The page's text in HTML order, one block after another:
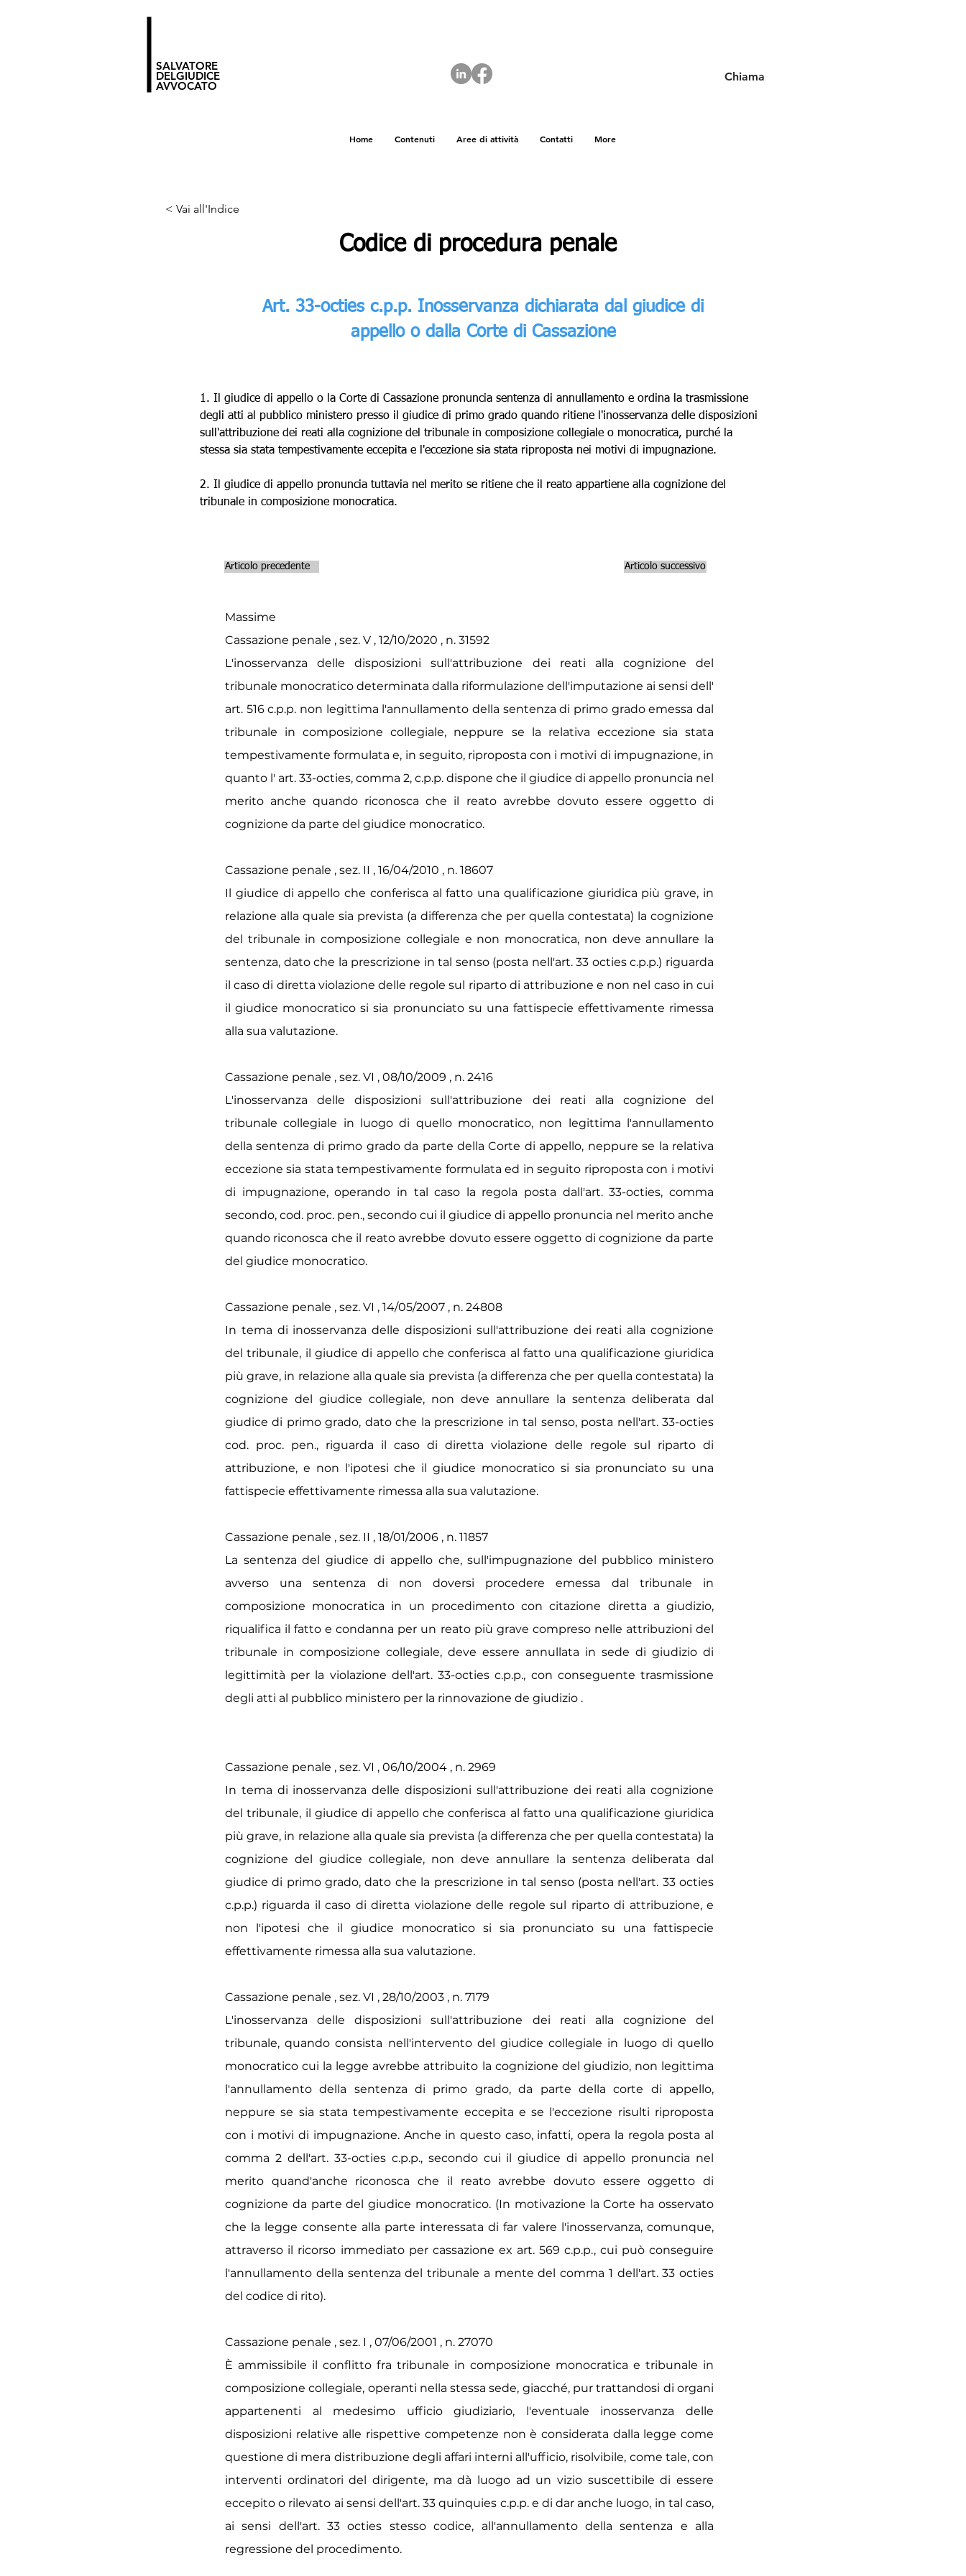
Γ
SALVATORE
DELGIUDICE
AVVOCATO
Chiama
Home Contenuti Aree di attività Contatti More
< Vai all'Indice
Codice di procedura penale
Art. 33-octies c.p.p. Inosservanza dichiarata dal giudice di
appello o dalla Corte di Cassazione
1. Il giudice di appello o la Corte di Cassazione pronuncia sentenza di annullamento e ordina la trasmissione
degli atti al pubblico ministero presso il giudice di primo grado quando ritiene l'inosservanza delle disposizioni
sull'attribuzione dei reati alla cognizione del tribunale in composizione collegiale o monocratica, purché la
stessa sia stata tempestivamente eccepita e l'eccezione sia stata riproposta nei motivi di impugnazione.
2. Il giudice di appello pronuncia tuttavia nel merito se ritiene che il reato appartiene alla cognizione del
tribunale in composizione monocratica.
Articolo precedente Articolo successivo
Massime
Cassazione penale , sez. V , 12/10/2020 , n. 31592
L'inosservanza delle disposizioni sull'attribuzione dei reati alla cognizione del
tribunale monocratico determinata dalla riformulazione dell'imputazione ai sensi dell'
art. 516 c.p.p. non legittima l'annullamento della sentenza di primo grado emessa dal
tribunale in composizione collegiale, neppure se la relativa eccezione sia stata
tempestivamente formulata e, in seguito, riproposta con i motivi di impugnazione, in
quanto l' art. 33-octies, comma 2, c.p.p. dispone che il giudice di appello pronuncia nel
merito anche quando riconosca che il reato avrebbe dovuto essere oggetto di
cognizione da parte del giudice monocratico.
Cassazione penale , sez. II , 16/04/2010 , n. 18607
Il giudice di appello che conferisca al fatto una qualificazione giuridica più grave, in
relazione alla quale sia prevista (a differenza che per quella contestata) la cognizione
del tribunale in composizione collegiale e non monocratica, non deve annullare la
sentenza, dato che la prescrizione in tal senso (posta nell'art. 33 octies c.p.p.) riguarda
il caso di diretta violazione delle regole sul riparto di attribuzione e non nel caso in cui
il giudice monocratico si sia pronunciato su una fattispecie effettivamente rimessa
alla sua valutazione.
Cassazione penale , sez. VI , 08/10/2009 , n. 2416
L'inosservanza delle disposizioni sull'attribuzione dei reati alla cognizione del
tribunale collegiale in luogo di quello monocratico, non legittima l'annullamento
della sentenza di primo grado da parte della Corte di appello, neppure se la relativa
eccezione sia stata tempestivamente formulata ed in seguito riproposta con i motivi
di impugnazione, operando in tal caso la regola posta dall'art. 33-octies, comma
secondo, cod. proc. pen., secondo cui il giudice di appello pronuncia nel merito anche
quando riconosca che il reato avrebbe dovuto essere oggetto di cognizione da parte
del giudice monocratico.
Cassazione penale , sez. VI , 14/05/2007 , n. 24808
In tema di inosservanza delle disposizioni sull'attribuzione dei reati alla cognizione
del tribunale, il giudice di appello che conferisca al fatto una qualificazione giuridica
più grave, in relazione alla quale sia prevista (a differenza che per quella contestata) la
cognizione del giudice collegiale, non deve annullare la sentenza deliberata dal
giudice di primo grado, dato che la prescrizione in tal senso, posta nell'art. 33-octies
cod. proc. pen., riguarda il caso di diretta violazione delle regole sul riparto di
attribuzione, e non l'ipotesi che il giudice monocratico si sia pronunciato su una
fattispecie effettivamente rimessa alla sua valutazione.
Cassazione penale , sez. II , 18/01/2006 , n. 11857
La sentenza del giudice di appello che, sull'impugnazione del pubblico ministero
avverso una sentenza di non doversi procedere emessa dal tribunale in
composizione monocratica in un procedimento con citazione diretta a giudizio,
riqualifica il fatto e condanna per un reato più grave compreso nelle attribuzioni del
tribunale in composizione collegiale, deve essere annullata in sede di giudizio di
legittimità per la violazione dell'art. 33-octies c.p.p., con conseguente trasmissione
degli atti al pubblico ministero per la rinnovazione de giudizio .
Cassazione penale , sez. VI , 06/10/2004 , n. 2969
In tema di inosservanza delle disposizioni sull'attribuzione dei reati alla cognizione
del tribunale, il giudice di appello che conferisca al fatto una qualificazione giuridica
più grave, in relazione alla quale sia prevista (a differenza che per quella contestata) la
cognizione del giudice collegiale, non deve annullare la sentenza deliberata dal
giudice di primo grado, dato che la prescrizione in tal senso (posta nell'art. 33 octies
c.p.p.) riguarda il caso di diretta violazione delle regole sul riparto di attribuzione, e
non l'ipotesi che il giudice monocratico si sia pronunciato su una fattispecie
effettivamente rimessa alla sua valutazione.
Cassazione penale , sez. VI , 28/10/2003 , n. 7179
L'inosservanza delle disposizioni sull'attribuzione dei reati alla cognizione del
tribunale, quando consista nell'intervento del giudice collegiale in luogo di quello
monocratico cui la legge avrebbe attribuito la cognizione del giudizio, non legittima
l'annullamento della sentenza di primo grado, da parte della corte di appello,
neppure se sia stata tempestivamente eccepita e se l'eccezione risulti riproposta
con i motivi di impugnazione. Anche in questo caso, infatti, opera la regola posta al
comma 2 dell'art. 33-octies c.p.p., secondo cui il giudice di appello pronuncia nel
merito quand'anche riconosca che il reato avrebbe dovuto essere oggetto di
cognizione da parte del giudice monocratico. (In motivazione la Corte ha osservato
che la legge consente alla parte interessata di far valere l'inosservanza, comunque,
attraverso il ricorso immediato per cassazione ex art. 569 c.p.p., cui può conseguire
l'annullamento della sentenza del tribunale a mente del comma 1 dell'art. 33 octies
del codice di rito).
Cassazione penale , sez. I , 07/06/2001 , n. 27070
È ammissibile il conflitto fra tribunale in composizione monocratica e tribunale in
composizione collegiale, operanti nella stessa sede, giacché, pur trattandosi di organi
appartenenti al medesimo ufficio giudiziario, l'eventuale inosservanza delle
disposizioni relative alle rispettive competenze non è considerata dalla legge come
questione di mera distribuzione degli affari interni all'ufficio, risolvibile, come tale, con
interventi ordinatori del dirigente, ma dà luogo ad un vizio suscettibile di essere
eccepito o rilevato ai sensi dell'art. 33 quinquies c.p.p. e di dar anche luogo, in tal caso,
ai sensi dell'art. 33 octies stesso codice, all'annullamento della sentenza e alla
regressione del procedimento.